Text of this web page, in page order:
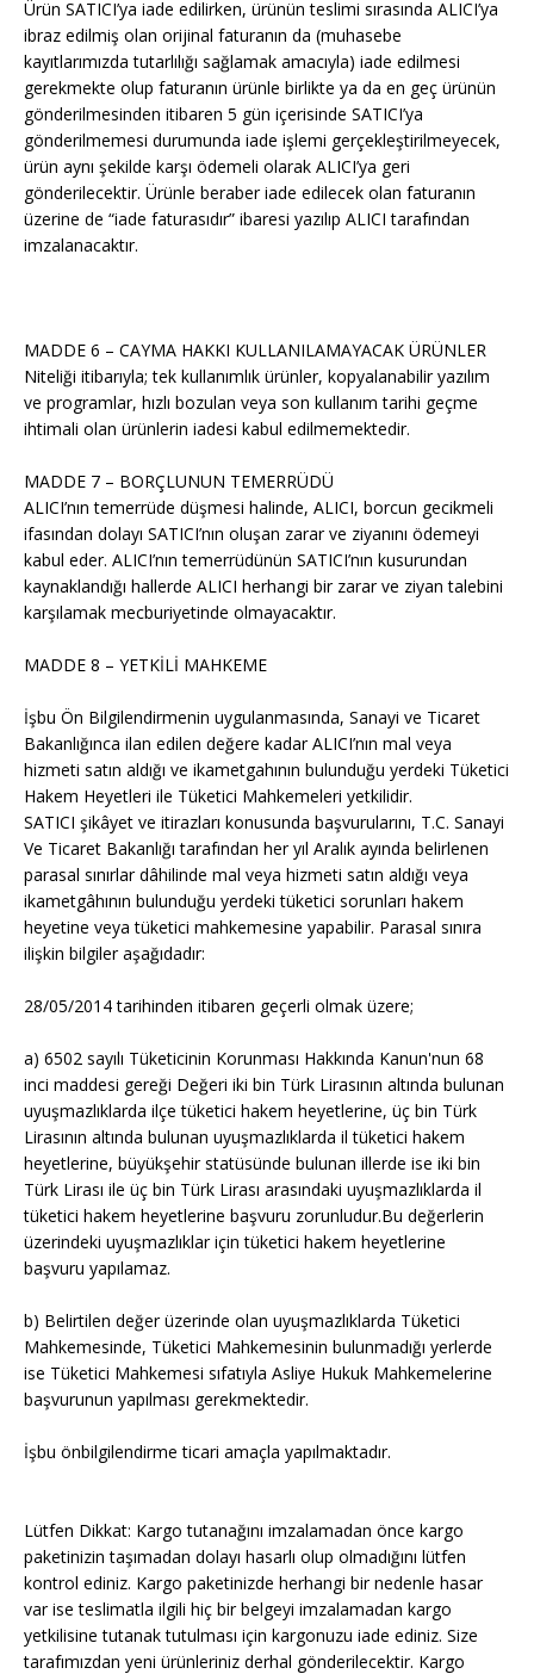
Ürün SATICI’ya iade edilirken, ürünün teslimi sırasında ALICI’ya
ibraz edilmiş olan orijinal faturanın da (muhasebe
kayıtlarımızda tutarlılığı sağlamak amacıyla) iade edilmesi
gerekmekte olup faturanın ürünle birlikte ya da en geç ürünün
gönderilmesinden itibaren 5 gün içerisinde SATICI’ya
gönderilmemesi durumunda iade işlemi gerçekleştirilmeyecek,
ürün aynı şekilde karşı ödemeli olarak ALICI’ya geri
gönderilecektir. Ürünle beraber iade edilecek olan faturanın
üzerine de “iade faturasıdır” ibaresi yazılıp ALICI tarafından
imzalanacaktır.
MADDE 6 – CAYMA HAKKI KULLANILAMAYACAK ÜRÜNLER
Niteliği itibarıyla; tek kullanımlık ürünler, kopyalanabilir yazılım
ve programlar, hızlı bozulan veya son kullanım tarihi geçme
ihtimali olan ürünlerin iadesi kabul edilmemektedir.
MADDE 7 – BORÇLUNUN TEMERRÜDÜ
ALICI’nın temerrüde düşmesi halinde, ALICI, borcun gecikmeli
ifasından dolayı SATICI’nın oluşan zarar ve ziyanını ödemeyi
kabul eder. ALICI’nın temerrüdünün SATICI’nın kusurundan
kaynaklandığı hallerde ALICI herhangi bir zarar ve ziyan talebini
karşılamak mecburiyetinde olmayacaktır.
MADDE 8 – YETKİLİ MAHKEME
İşbu Ön Bilgilendirmenin uygulanmasında, Sanayi ve Ticaret
Bakanlığınca ilan edilen değere kadar ALICI’nın mal veya
hizmeti satın aldığı ve ikametgahının bulunduğu yerdeki Tüketici
Hakem Heyetleri ile Tüketici Mahkemeleri yetkilidir.
SATICI şikâyet ve itirazları konusunda başvurularını, T.C. Sanayi
Ve Ticaret Bakanlığı tarafından her yıl Aralık ayında belirlenen
parasal sınırlar dâhilinde mal veya hizmeti satın aldığı veya
ikametgâhının bulunduğu yerdeki tüketici sorunları hakem
heyetine veya tüketici mahkemesine yapabilir. Parasal sınıra
ilişkin bilgiler aşağıdadır:
28/05/2014 tarihinden itibaren geçerli olmak üzere;
a) 6502 sayılı Tüketicinin Korunması Hakkında Kanun'nun 68
inci maddesi gereği Değeri iki bin Türk Lirasının altında bulunan
uyuşmazlıklarda ilçe tüketici hakem heyetlerine, üç bin Türk
Lirasının altında bulunan uyuşmazlıklarda il tüketici hakem
heyetlerine, büyükşehir statüsünde bulunan illerde ise iki bin
Türk Lirası ile üç bin Türk Lirası arasındaki uyuşmazlıklarda il
tüketici hakem heyetlerine başvuru zorunludur.Bu değerlerin
üzerindeki uyuşmazlıklar için tüketici hakem heyetlerine
başvuru yapılamaz.
b) Belirtilen değer üzerinde olan uyuşmazlıklarda Tüketici
Mahkemesinde, Tüketici Mahkemesinin bulunmadığı yerlerde
ise Tüketici Mahkemesi sıfatıyla Asliye Hukuk Mahkemelerine
başvurunun yapılması gerekmektedir.
İşbu önbilgilendirme ticari amaçla yapılmaktadır.
Lütfen Dikkat: Kargo tutanağını imzalamadan önce kargo
paketinizin taşımadan dolayı hasarlı olup olmadığını lütfen
kontrol ediniz. Kargo paketinizde herhangi bir nedenle hasar
var ise teslimatla ilgili hiç bir belgeyi imzalamadan kargo
yetkilisine tutanak tutulması için kargonuzu iade ediniz. Size
tarafımızdan yeni ürünleriniz derhal gönderilecektir. Kargo